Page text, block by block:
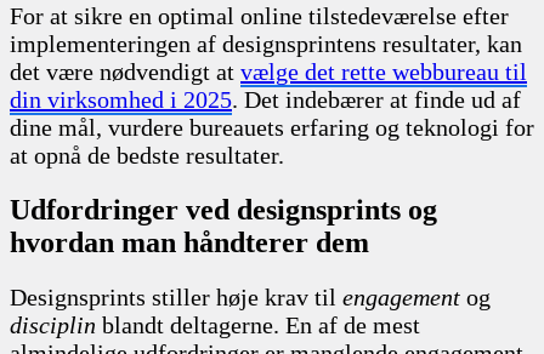
For at sikre en optimal online tilstedeværelse efter
implementeringen af designsprintens resultater, kan
det være nødvendigt at vælge det rette webbureau til
din virksomhed i 2025. Det indebærer at finde ud af
dine mål, vurdere bureauets erfaring og teknologi for
at opnå de bedste resultater.
Udfordringer ved designsprints og
hvordan man håndterer dem
Designsprints stiller høje krav til engagement og
disciplin blandt deltagerne. En af de mest